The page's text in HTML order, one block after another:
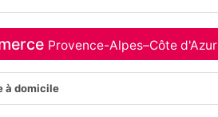
Provence-Alpes–Côte d'Azur
à domicile